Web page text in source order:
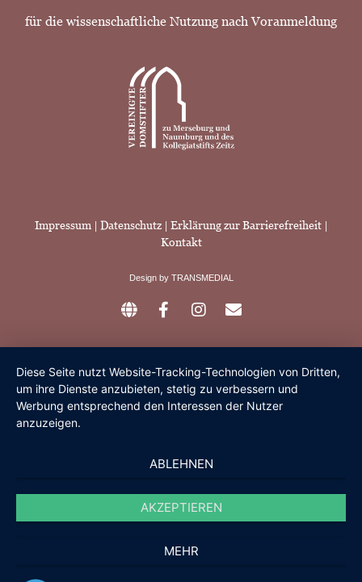
für die wissenschaftliche Nutzung nach Voranmeldung
Impressum| Datenschutz | Erklärung zur Barrierefreiheit |
Kontakt
Design by TRANSMEDIAL
Diese Seite nutzt Website-Tracking-Technologien von Dritten,
um ihre Dienste anzubieten, stetig zu verbessern und
Werbung entsprechend den Interessen der Nutzer
anzuzeigen.
ABLEHNEN
AKZEPTIEREN
MEHR